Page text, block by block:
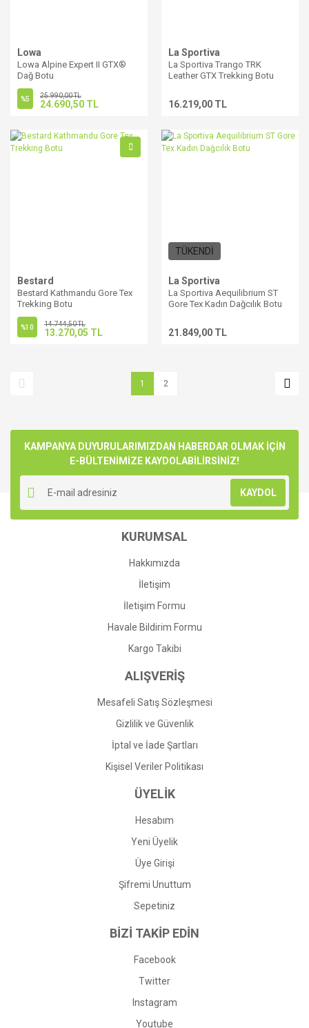
Lowa
Lowa Alpine Expert II GTX®
Dağ Botu
%5 25.990,00 TL
24.690,50 TL
La Sportiva
La Sportiva Trango TRK
Leather GTX Trekking Botu
16.219,00 TL
Bestard
Bestard Kathmandu Gore Tex
Trekking Botu
%10 14.744,50 TL
13.270,05 TL
TÜKENDİ
La Sportiva
La Sportiva Aequilibrium ST
Gore Tex Kadın Dağcılık Botu
21.849,00 TL
1 2
KAMPANYA DUYURULARIMIZDAN HABERDAR OLMAK İÇİN
E-BÜLTENİMİZE KAYDOLABİLİRSİNİZ!
KAYDOL
KURUMSAL
Hakkımızda
İletişim
İletişim Formu
Havale Bildirim Formu
Kargo Takibi
ALIŞVERİŞ
Mesafeli Satış Sözleşmesi
Gizlilik ve Güvenlik
İptal ve İade Şartları
Kişisel Veriler Politikası
ÜYELİK
Hesabım
Yeni Üyelik
Üye Girişi
Şifremi Unuttum
Sepetiniz
BİZİ TAKİP EDİN
Facebook
Twitter
Instagram
Youtube